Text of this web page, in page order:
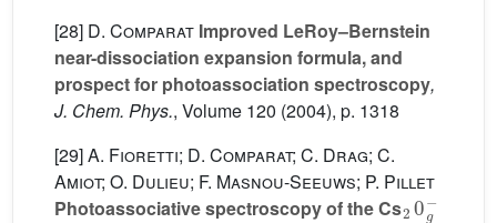
[28] D. Comparat Improved LeRoy–Bernstein
near-dissociation expansion formula, and
prospect for photoassociation spectroscopy,
J. Chem. Phys., Volume 120 (2004), p. 1318
[29]A. Fioretti; D. Comparat; C. Drag; C.
Amiot; O. Dulieu; F. Masnou-Seeuws; P. Pillet
Photoassociative spectroscopy of the Cs
20g